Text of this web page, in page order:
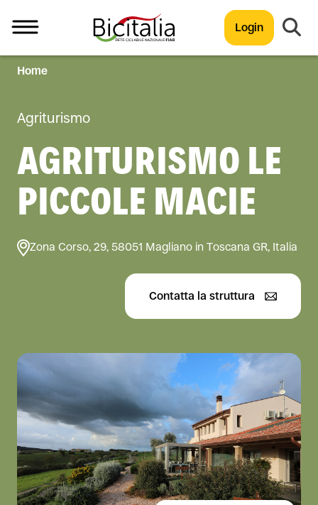
Login
TUTTO
Home
Agriturismo
AGRITURISMO LE
PICCOLE MACIE
Zona Corso, 29, 58051 Magliano in Toscana GR, Italia
Contatta la struttura